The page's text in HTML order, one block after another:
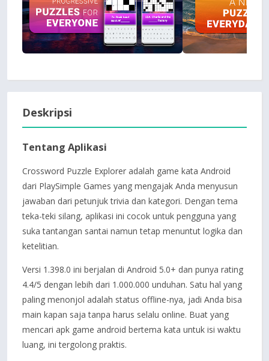
Deskripsi
Tentang Aplikasi
Crossword Puzzle Explorer adalah game kata Android
dari PlaySimple Games yang mengajak Anda menyusun
jawaban dari petunjuk trivia dan kategori. Dengan tema
teka-teki silang, aplikasi ini cocok untuk pengguna yang
suka tantangan santai namun tetap menuntut logika dan
ketelitian.
Versi 1.398.0 ini berjalan di Android 5.0+ dan punya rating
4.4/5 dengan lebih dari 1.000.000 unduhan. Satu hal yang
paling menonjol adalah status offline-nya, jadi Anda bisa
main kapan saja tanpa harus selalu online. Buat yang
mencari apk game android bertema kata untuk isi waktu
luang, ini tergolong praktis.